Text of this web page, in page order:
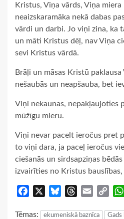
Kristus, Viņa vārds, Viņa miera
neaizskaramāka nekā dabas
vārdi un darbi. Jo viņi zina, ka
un māti Kristus dēļ, nav Viņa
sevi Kristus vārdā.
Brāļi un māsas Kristū
nešaubās un neapšauba, bet
Viņi nekaunas, nepakļaujoties
mūžīgu mieru.
Viņi nevar pacelt ieročus pret
to viņi dara, ja paceļ ieročus
ciešanās un sirdsapziņas
izvairīties no Kristus
Facebook BlueskyThreads
Email
Copy
Tēmas: ekumeniskā baznīca
Gads